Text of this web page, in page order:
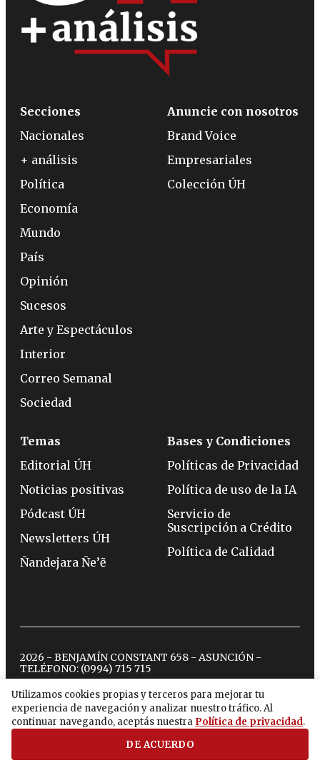
Utilizamos cookies propias y terceros para mejorar tu
experiencia de navegación y analizar nuestro tráfico. Al
continuar navegando, aceptás nuestra Política de privacidad.
DE ACUERDO
Secciones
Nacionales
+ análisis
Política
Economía
Mundo
País
Opinión
Sucesos
Arte y Espectáculos
Interior
Correo Semanal
Sociedad
Anuncie con nosotros
Brand Voice
Empresariales
Colección ÚH
Temas
Editorial ÚH
Noticias positivas
Pódcast ÚH
Newsletters ÚH
Ñandejara Ñe’ẽ
Bases y Condiciones
Políticas de Privacidad
Política de uso de la IA
Servicio de
Suscripción a Crédito
Política de Calidad
2026 - BENJAMÍN CONSTANT 658 - ASUNCIÓN -
TELÉFONO: (0994) 715 715
twitterinstagram
facebook
tiktokyoutubespotify